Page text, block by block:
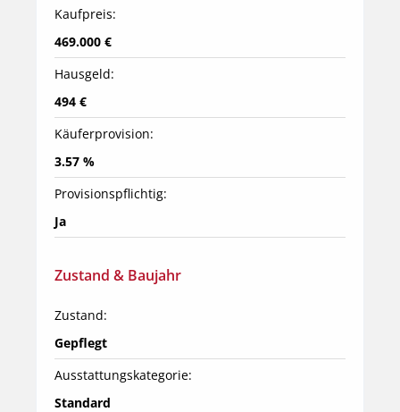
Kaufpreis:
469.000 €
Hausgeld:
494 €
Käuferprovision:
3.57 %
Provisionspflichtig:
Ja
Zustand & Baujahr
Zustand:
Gepflegt
Ausstattungskategorie:
Standard